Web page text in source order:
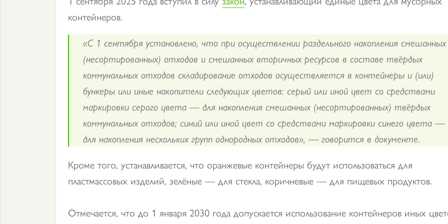
контейнеров.
«С 1 сентября установлено, что при осуществлении раздельного накопления смешанных
(несортированных) отходов и смешанных вторичных ресурсов в составе твёрдых
коммунальных отходов складирование отходов осуществляется в контейнеры и (или)
бункеры или иные накопители следующих цветов: серый или иной цвет со средствами
маркировки серого цвета — для накопления смешанных (несортированных) твёрдых
коммунальных отходов; синий или иной цвет со средствами маркировки синего цвета —
для накопления нескольких групп однородных отходов», — говорится в документе.
Кроме того, устанавливается, что оранжевые контейнеры будут использоваться для
пластмассовых изделий, зелёные — для стекла, коричневые — для пищевых продуктов.
Отмечается, что до 1 января 2030 года допускается использование контейнеров иных